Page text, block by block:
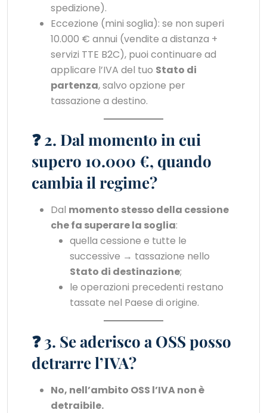
spedizione).
Eccezione (mini soglia): se non superi
10.000 € annui (vendite a distanza +
servizi TTE B2C), puoi continuare ad
applicare l’IVA del tuo Stato di
partenza, salvo opzione per
tassazione a destino.
❓ 2. Dal momento in cui
supero 10.000 €, quando
cambia il regime?
Dal momento stesso della cessione
che fa superare la soglia:
quella cessione e tutte le
successive → tassazione nello
Stato di destinazione;
le operazioni precedenti restano
tassate nel Paese di origine.
❓ 3. Se aderisco a OSS posso
detrarre l’IVA?
No, nell’ambito OSS l’IVA non è
detraibile.